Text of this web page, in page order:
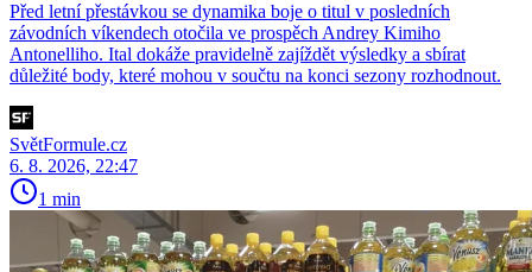
Před letní přestávkou se dynamika boje o titul v posledních
závodních víkendech otočila ve prospěch Andrey Kimiho
Antonelliho. Ital dokáže pravidelně zajíždět výsledky a sbírat
důležité body, které mohou v součtu na konci sezony rozhodnout.
SvětFormule.cz
6. 8. 2026, 22:47
1 min